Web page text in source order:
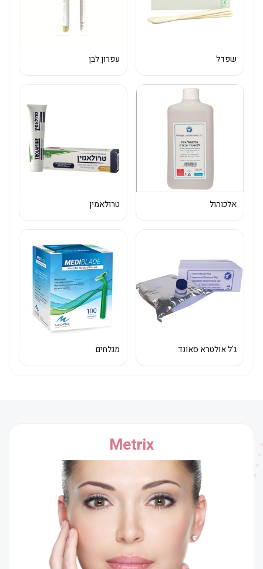
שפדל עפרון לבן
אלכוהול טרולאמין
ג'ל אולטרא סאונד מגלחים
Metrix